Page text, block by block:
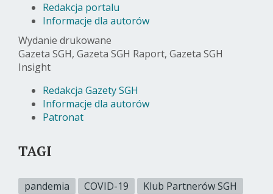
Redakcja portalu
Informacje dla autorów
Wydanie drukowane
Gazeta SGH, Gazeta SGH Raport, Gazeta SGH
Insight
Redakcja Gazety SGH
Informacje dla autorów
Patronat
TAGI
pandemia COVID-19
Klub Partnerów SGH